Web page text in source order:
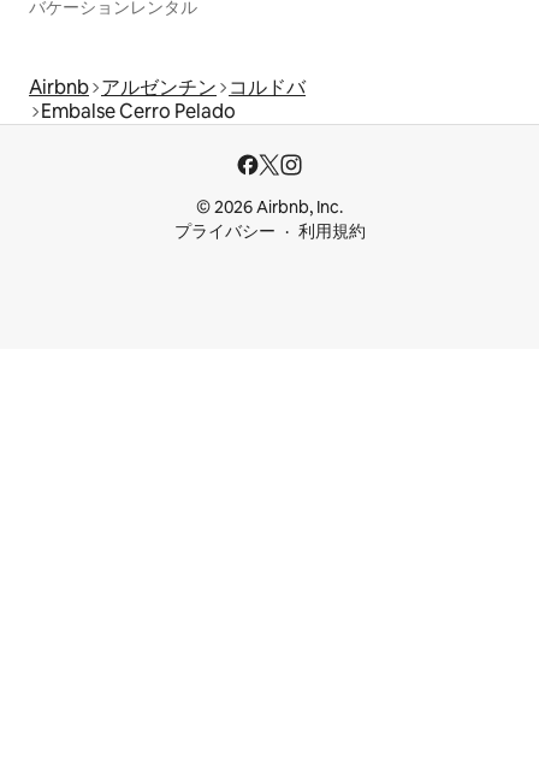
バケーションレンタル
Airbnb アルゼンチン
コルドバ
Embalse Cerro Pelado
© 2026 Airbnb, Inc.
プライバシー
利用規約